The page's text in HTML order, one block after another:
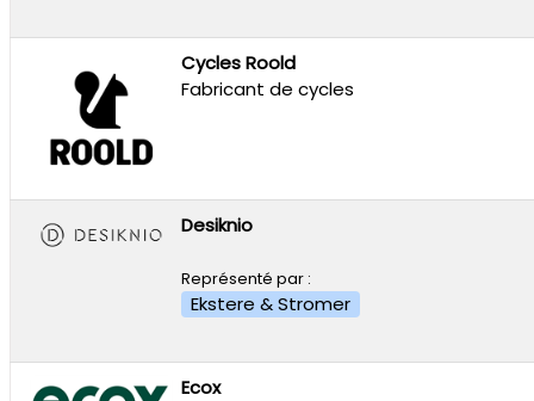
Cycles Roold
Fabricant de cycles
Desiknio
Représenté par :
Ekstere & Stromer
Ecox